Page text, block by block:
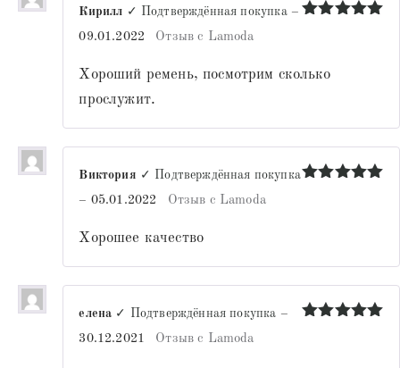
Кирилл ✓ Подтверждённая покупка –
09.01.2022
Отзыв с Lamoda
Хороший ремень, посмотрим сколько
прослужит.
Виктория ✓ Подтверждённая покупка
– 05.01.2022 Отзыв с Lamoda
Хорошее качество
елена ✓ Подтверждённая покупка –
30.12.2021
Отзыв с Lamoda